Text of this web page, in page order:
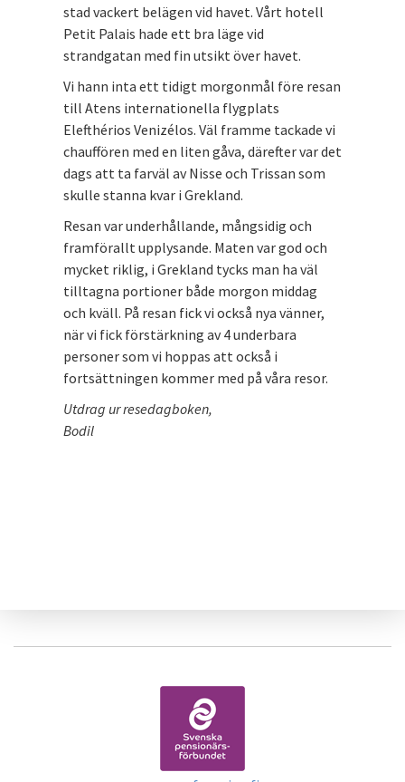
stad vackert belägen vid havet. Vårt hotell
Petit Palais hade ett bra läge vid
strandgatan med fin utsikt över havet.
Vi hann inta ett tidigt morgonmål före resan
till Atens internationella flygplats
Elefthérios Venizélos. Väl framme tackade vi
chauffören med en liten gåva, därefter var det
dags att ta farväl av Nisse och Trissan som
skulle stanna kvar i Grekland.
Resan var underhållande, mångsidig och
framförallt upplysande. Maten var god och
mycket riklig, i Grekland tycks man ha väl
tilltagna portioner både morgon middag
och kväll. På resan fick vi också nya vänner,
när vi fick förstärkning av 4 underbara
personer som vi hoppas att också i
fortsättningen kommer med på våra resor.
Utdrag ur resedagboken,
Bodil